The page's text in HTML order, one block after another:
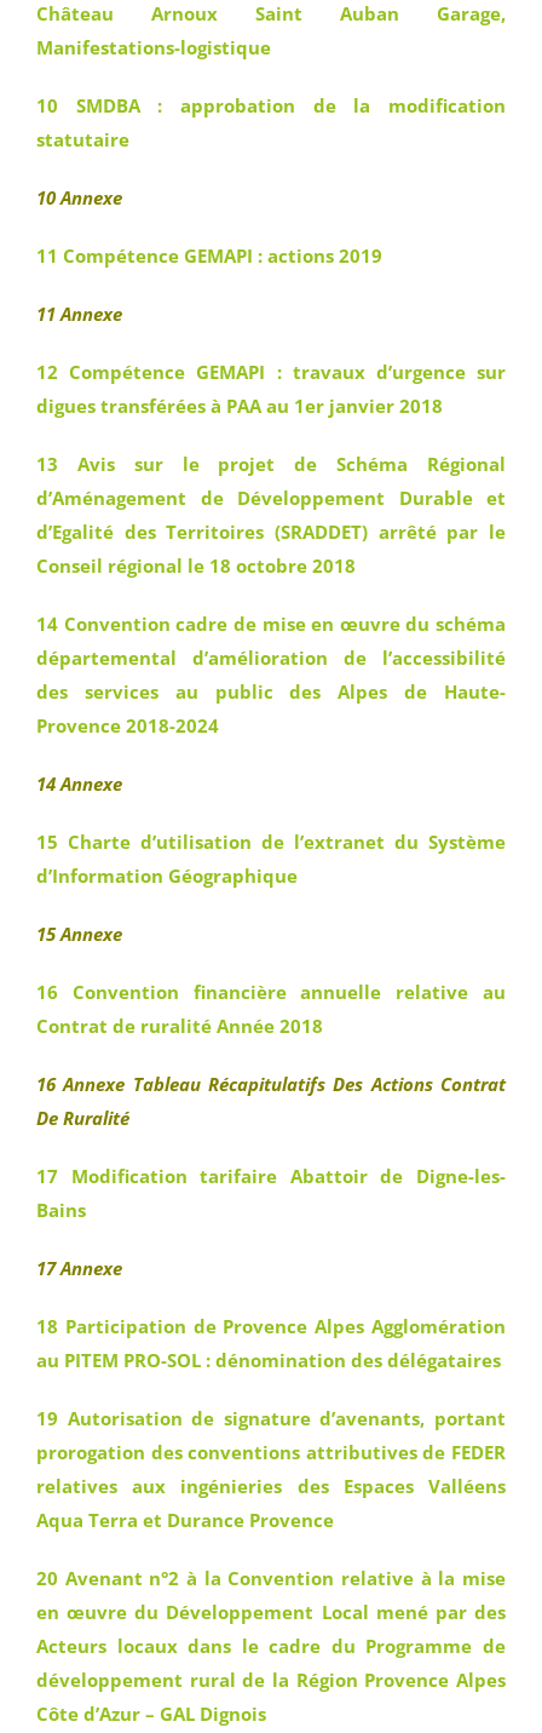
Château Arnoux Saint Auban Garage,
Manifestations-logistique
10 SMDBA : approbation de la modification
statutaire
10 Annexe
11 Compétence GEMAPI : actions 2019
11 Annexe
12 Compétence GEMAPI : travaux d’urgence sur
digues transférées à PAA au 1er janvier 2018
13 Avis sur le projet de Schéma Régional
d’Aménagement de Développement Durable et
d’Egalité des Territoires (SRADDET) arrêté par le
Conseil régional le 18 octobre 2018
14 Convention cadre de mise en œuvre du schéma
départemental d’amélioration de l’accessibilité
des services au public des Alpes de Haute-
Provence 2018-2024
14 Annexe
15 Charte d’utilisation de l’extranet du Système
d’Information Géographique
15 Annexe
16 Convention financière annuelle relative au
Contrat de ruralité Année 2018
16 Annexe Tableau Récapitulatifs Des Actions Contrat
De Ruralité
17 Modification tarifaire Abattoir de Digne-les-
Bains
17 Annexe
18 Participation de Provence Alpes Agglomération
au PITEM PRO-SOL : dénomination des délégataires
19 Autorisation de signature d’avenants, portant
prorogation des conventions attributives de FEDER
relatives aux ingénieries des Espaces Valléens
Aqua Terra et Durance Provence
20 Avenant n°2 à la Convention relative à la mise
en œuvre du Développement Local mené par des
Acteurs locaux dans le cadre du Programme de
développement rural de la Région Provence Alpes
Côte d’Azur – GAL Dignois